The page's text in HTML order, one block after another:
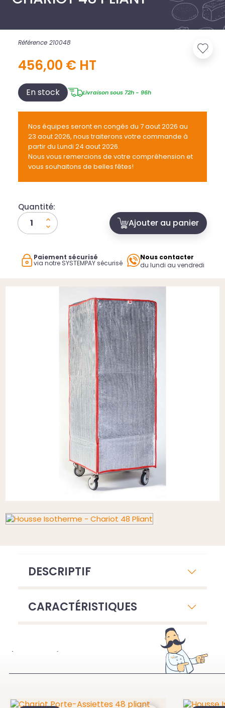
Référence 210048
456,00 € HT
En stock Livraison sous 72h - 96h
Nos équipes seront en congés du 7 aout 2026 au
23 aout 2026, nous traiterons votre commande à
partir du Lundi 24 aout 2026.
Nous vous remercions de votre compréhension et
vous souhaitons de belles fêtes!
Quantité:
Ajouter au panier
Paiement sécurisé
via notre SYSTEMPAY sécurisé
Nous contacter
du lundi au vendredi
DESCRIPTIF
CARACTÉRISTIQUES